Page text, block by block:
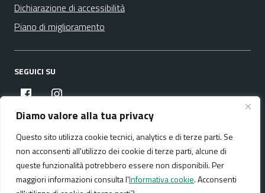
Diamo valore alla tua privacy
Questo sito utilizza cookie tecnici, analytics e di terze parti. Se
non acconsenti all'utilizzo dei cookie di terze parti, alcune di
queste funzionalità potrebbero essere non disponibili. Per
maggiori informazioni consulta l'Informativa cookie. Acconsenti
Dichiarazione di accessibilità
Piano di miglioramento
SEGUICI SU
facebookinstagram
Media policy Mappa del sito